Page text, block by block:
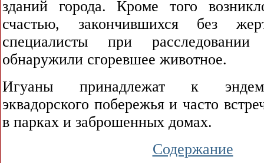
зданий города. Кроме того
счастью, закончившихся без
специалисты при
обнаружили сгоревшее животное.
Игуаны принадлежат к
эквадорского побережья и часто
в парках и заброшенных домах.
Содержание